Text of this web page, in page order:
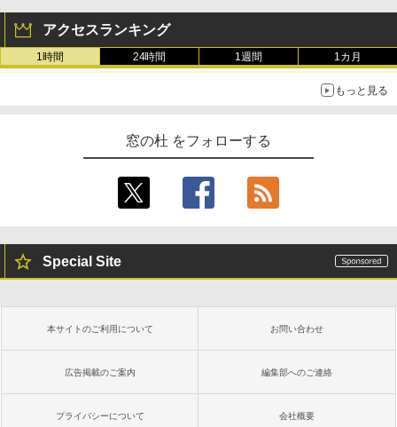
アクセスランキング
1時間 24時間 1週間 1カ月
もっと見る
窓の杜 をフォローする
Special Site
本サイトのご利用について お問い合わせ
広告掲載のご案内 編集部へのご連絡
プライバシーについて 会社概要